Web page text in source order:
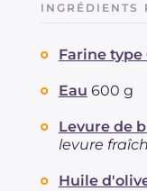
Graisses
dont acides gras
Cholestérol
INGRÉDIENTS
Farine type
Eau 600 g
Levure de
levure
Huile